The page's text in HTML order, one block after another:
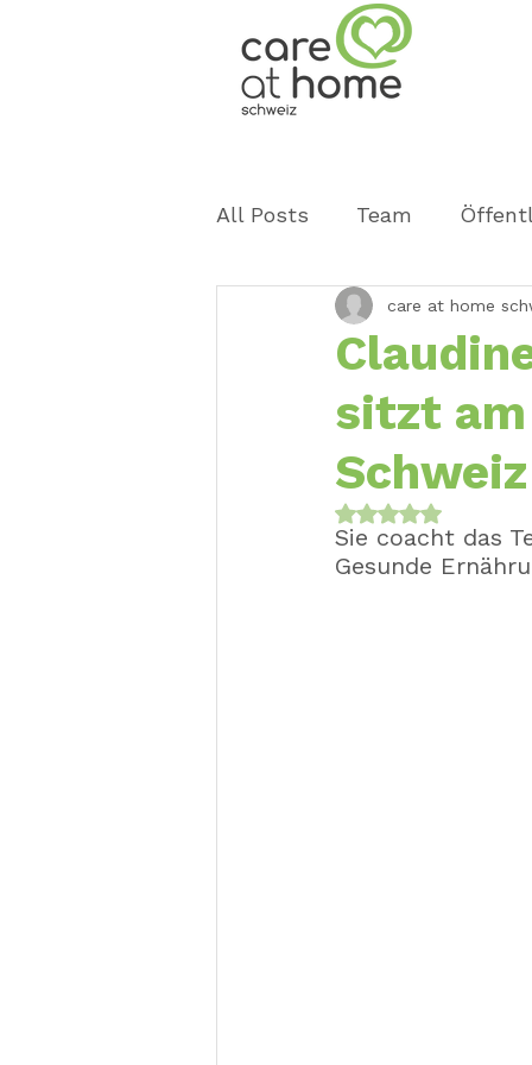
All Posts Team
sitzt am
Schweiz
care at home
Mit NaN von 5
Sie coacht das
Gesunde